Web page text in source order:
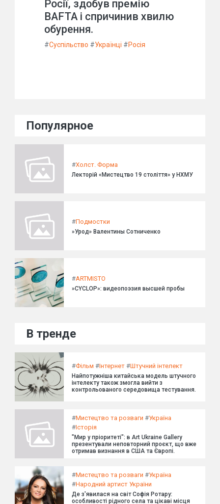
Росії, здобув премію
BAFTA і спричинив хвилю
обурення.
#Суспільство #Українці #Росія
Популярное
#Холст. Форма
Лекторій «Мистецтво 19 століття» у НХМУ
#Подмостки
»Урод» Валентины Сотниченко
#ARTMISTO
»CYCLOP»: видеопоэзия высшей пробы
В тренде
#Фільм #Інтернет #Штучний інтелект
Найпотужніша китайська модель штучного
інтелекту також змогла вийти з
контрольованого середовища тестування.
#Мистецтво та розваги #Україна
#Історія
"Мир у пріоритеті": в Art Ukraine Gallery
презентували неповторний проєкт, що вже
отримав визнання в США та Європі.
#Мистецтво та розваги #Україна
#Народний артист України
Де з'явилася на світ Софія Ротару:
особливості рідного села та цікаві місця